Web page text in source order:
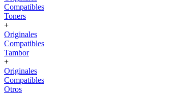
Compatibles
Toners
+
Originales
Compatibles
Tambor
+
Originales
Compatibles
Otros